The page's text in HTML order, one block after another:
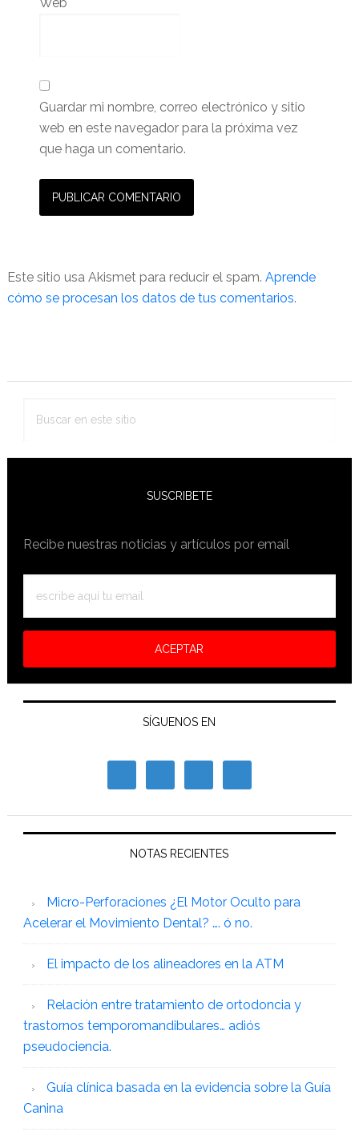
Guardar mi nombre, correo electrónico y sitio
web en este navegador para la próxima vez
que haga un comentario.
Este sitio usa Akismet para reducir el spam. Aprende
cómo se procesan los datos de tus comentarios.
SUSCRIBETE
Recibe nuestras noticias y artículos por email
SÍGUENOS EN
NOTAS RECIENTES
Micro-Perforaciones ¿El Motor Oculto para
Acelerar el Movimiento Dental? …. ó no.
El impacto de los alineadores en la ATM
Relación entre tratamiento de ortodoncia y
trastornos temporomandibulares… adiós
pseudociencia.
Guía clínica basada en la evidencia sobre la Guía
Canina